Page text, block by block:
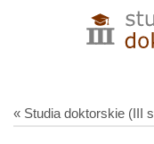
« Studia doktorskie (III